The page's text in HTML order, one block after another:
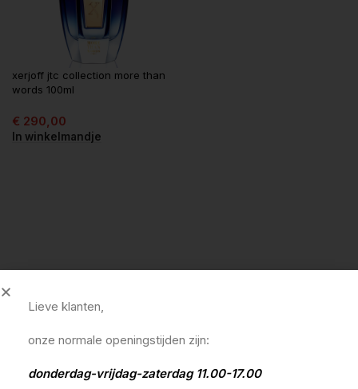
xerjoff jtc collection more than
words 100ml
€ 290,00
In winkelmandje
Lieve klanten,
onze normale openingstijden zijn:
donderdag-vrijdag-zaterdag 11.00-17.00